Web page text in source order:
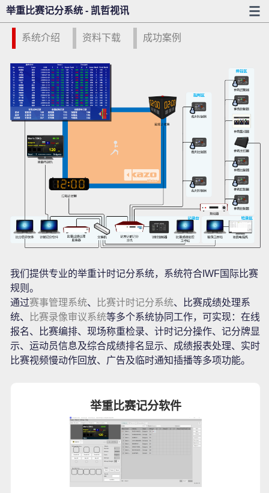
举重比赛记分系统 - 凯哲视讯
系统介绍 资料下载 成功案例
我们提供专业的举重计时记分系统，系统符合IWF国际比赛
规则。
通过赛事管理系统、 比赛计时记分系统、比赛成绩处理系
统、
比赛录像审议系统等多个系统协同工作，可实现：在线
报名、比赛编排、现场称重检录、计时记分操作、记分牌显
示、运动员信息及综合成绩排名显示、成绩报表处理、实时
比赛视频慢动作回放、广告及临时通知插播等多项功能。
举重比赛记分软件